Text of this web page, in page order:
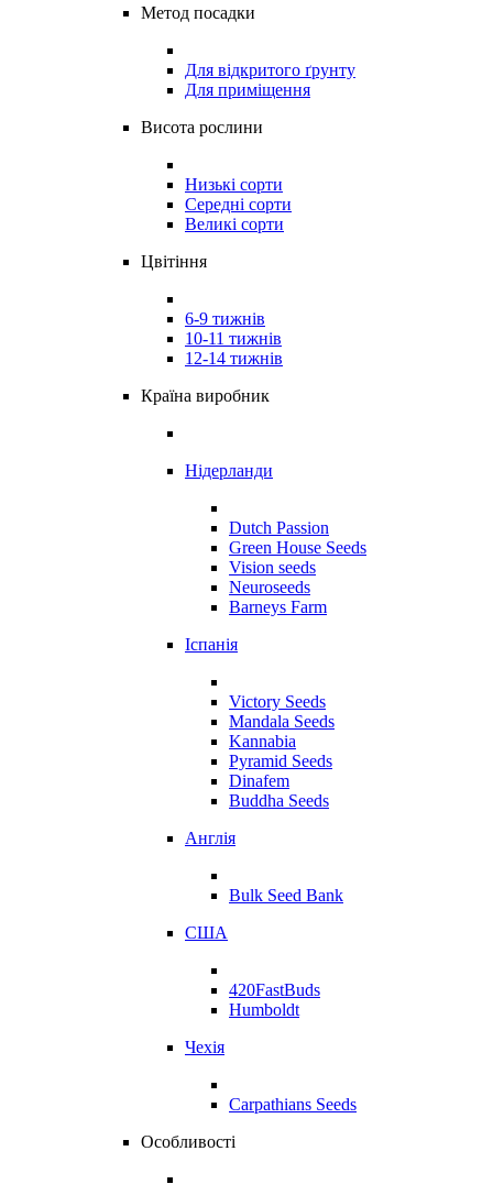
Метод посадки
Для відкритого ґрунту
Для приміщення
Висота рослини
Низькі сорти
Середні сорти
Великі сорти
Цвітіння
6-9 тижнів
10-11 тижнів
12-14 тижнів
Країна виробник
Нідерланди
Dutch Passion
Green House Seeds
Vision seeds
Neuroseeds
Barneys Farm
Іспанія
Victory Seeds
Mandala Seeds
Kannabia
Pyramid Seeds
Dinafem
Buddha Seeds
Англія
Bulk Seed Bank
США
420FastBuds
Humboldt
Чехія
Carpathians Seeds
Особливості